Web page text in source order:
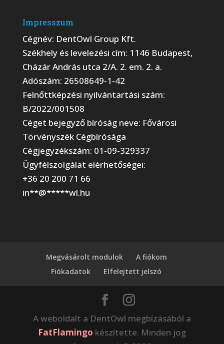
Impresszum
Cégnév: DentOwl Group Kft.
Székhely és levelezési cím: 1146 Budapest,
Cházár András utca 2/A. 2. em. 2. a.
Adószám: 26508649-1-42
Felnőttképzési nyilvántartási szám:
B/2022/001508
Céget bejegyző bíróság neve: Fővárosi
Törvényszék Cégbírósága
Cégjegyzékszám: 01-09-329337
Ügyfélszolgálat elérhetőségei:
+36 20 200 71 66
in**@*****wl.hu
Megvásárolt modulok
A fiókom
Fiókadatok
Elfelejtett jelszó
A weboldalt a DentOwl megbízásából a
FatFlamingo készítette. Minden jog